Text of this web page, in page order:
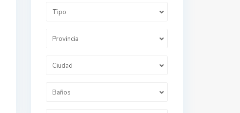
Tipo
Provincia
Ciudad
Baños